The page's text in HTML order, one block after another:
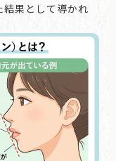
果として導かれ